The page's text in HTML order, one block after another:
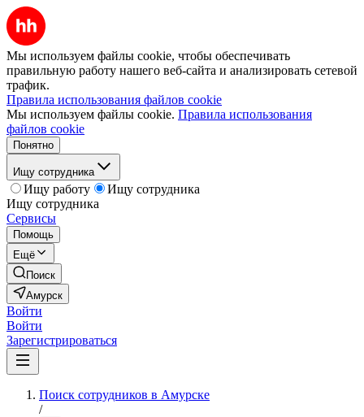
Мы используем файлы cookie, чтобы обеспечивать
правильную работу нашего веб-сайта и анализировать сетевой
трафик.
Правила использования файлов cookie
Мы используем файлы cookie. Правила использования
файлов cookie
Понятно
Ищу сотрудника
Ищу работу
Ищу сотрудника
Ищу сотрудника
Сервисы
Помощь
Ещё
Поиск
Амурск
Войти
Войти
Зарегистрироваться
Поиск сотрудников в Амурске
/